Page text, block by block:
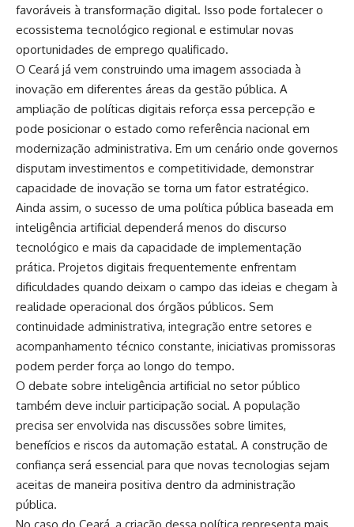
favoráveis à transformação digital. Isso pode fortalecer o
ecossistema tecnológico regional e estimular novas
oportunidades de emprego qualificado.
O Ceará já vem construindo uma imagem associada à
inovação em diferentes áreas da gestão pública. A
ampliação de políticas digitais reforça essa percepção e
pode posicionar o estado como referência nacional em
modernização administrativa. Em um cenário onde governos
disputam investimentos e competitividade, demonstrar
capacidade de inovação se torna um fator estratégico.
Ainda assim, o sucesso de uma política pública baseada em
inteligência artificial dependerá menos do discurso
tecnológico e mais da capacidade de implementação
prática. Projetos digitais frequentemente enfrentam
dificuldades quando deixam o campo das ideias e chegam à
realidade operacional dos órgãos públicos. Sem
continuidade administrativa, integração entre setores e
acompanhamento técnico constante, iniciativas promissoras
podem perder força ao longo do tempo.
O debate sobre inteligência artificial no setor público
também deve incluir participação social. A população
precisa ser envolvida nas discussões sobre limites,
benefícios e riscos da automação estatal. A construção de
confiança será essencial para que novas tecnologias sejam
aceitas de maneira positiva dentro da administração
pública.
No caso do Ceará, a criação dessa política representa mais